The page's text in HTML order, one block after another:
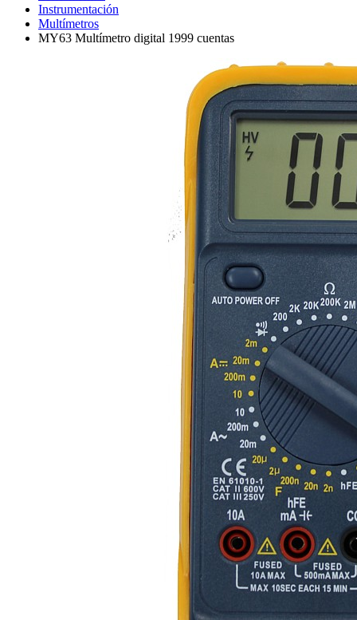
Instrumentación
Multímetros
MY63 Multímetro digital 1999 cuentas